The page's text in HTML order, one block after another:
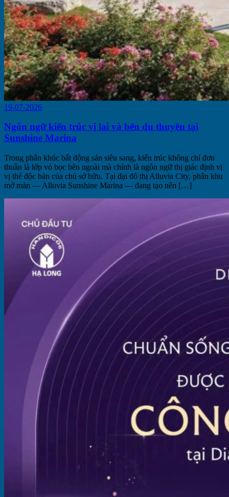
19-07-2026
Ngôn ngữ kiến trúc vị lai và bến du thuyền tại
Sunshine Marina
Trong phân khúc bất động sản siêu sang, kiến trúc không chỉ đơn
thuần là lớp vỏ bọc bên ngoài mà chính là ngôn ngữ thị giác định vị
vị thế độc bản của chủ sở hữu. Tại đại đô thị Alluvia City, phân khu
mở màn — Alluvia Sunshine Marina — đang tạo nên […]